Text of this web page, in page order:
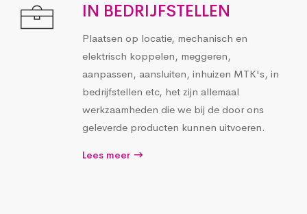
IN BEDRIJFSTELLEN
Plaatsen op locatie, mechanisch en
elektrisch koppelen, meggeren,
aanpassen, aansluiten, inhuizen MTK's, in
bedrijfstellen etc, het zijn allemaal
werkzaamheden die we bij de door ons
geleverde producten kunnen uitvoeren.
Lees meer